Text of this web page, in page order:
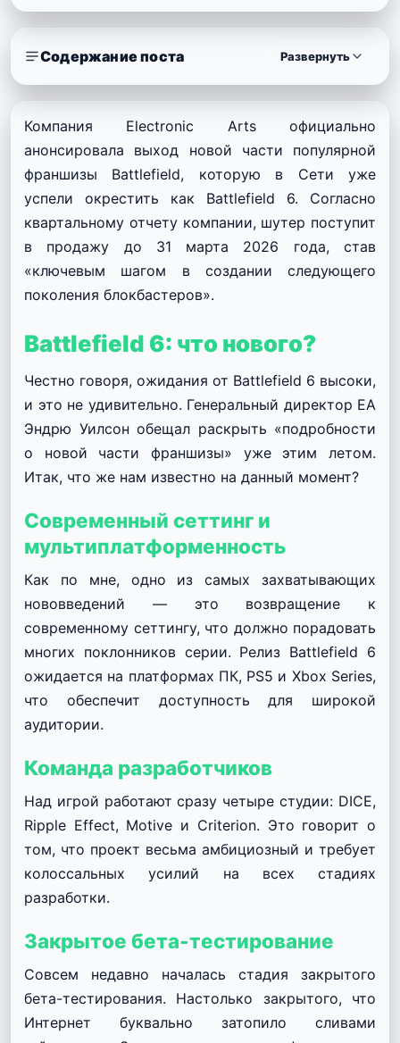
Содержание поста Развернуть
Компания Electronic Arts официально
анонсировала выход новой части популярной
франшизы Battlefield, которую в Сети уже
успели окрестить как Battlefield 6. Согласно
квартальному отчету компании, шутер поступит
в продажу до 31 марта 2026 года, став
«ключевым шагом в создании следующего
поколения блокбастеров».
Battlefield 6: что нового?
Честно говоря, ожидания от Battlefield 6 высоки,
и это не удивительно. Генеральный директор EA
Эндрю Уилсон обещал раскрыть «подробности
о новой части франшизы» уже этим летом.
Итак, что же нам известно на данный момент?
Современный сеттинг и
мультиплатформенность
Как по мне, одно из самых захватывающих
нововведений — это возвращение к
современному сеттингу, что должно порадовать
многих поклонников серии. Релиз Battlefield 6
ожидается на платформах ПК, PS5 и Xbox Series,
что обеспечит доступность для широкой
аудитории.
Команда разработчиков
Над игрой работают сразу четыре студии: DICE,
Ripple Effect, Motive и Criterion. Это говорит о
том, что проект весьма амбициозный и требует
колоссальных усилий на всех стадиях
разработки.
Закрытое бета-тестирование
Совсем недавно началась стадия закрытого
бета-тестирования. Настолько закрытого, что
Интернет буквально затопило сливами